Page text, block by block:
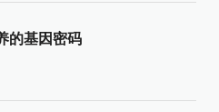
的基因密码